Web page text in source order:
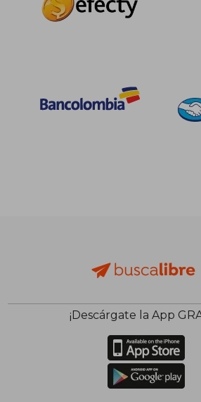
¡Descárgate la App